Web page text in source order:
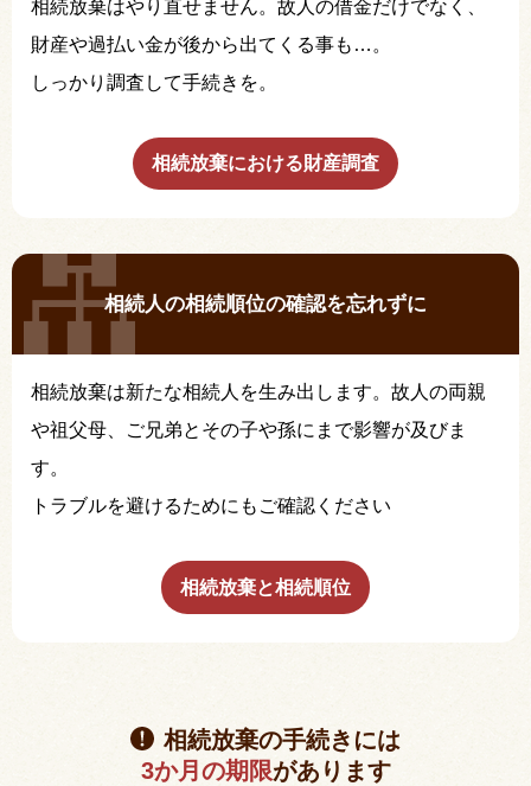
相続放棄はやり直せません。故人の借金だけでなく、
財産や過払い金が後から出てくる事も…。
しっかり調査して手続きを。
相続放棄における財産調査
相続人の相続順位の確認を忘れずに
相続放棄は新たな相続人を生み出します。故人の両親
や祖父母、ご兄弟とその子や孫にまで影響が及びま
す。
トラブルを避けるためにもご確認ください
相続放棄と相続順位
相続放棄の手続きには
3か月の期限があります